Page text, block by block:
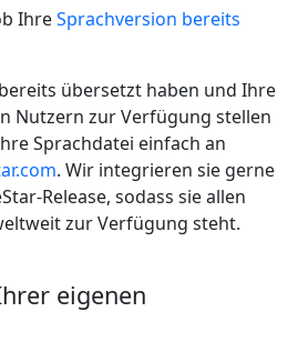
IhreSprachversion bereits
übersetzt haben und Ihre
Nutzern zur Verfügung stellen
Sprachdatei einfach an
. Wir integrieren sie gerne
Release, sodass sie allen
zur Verfügung steht.
eigenen